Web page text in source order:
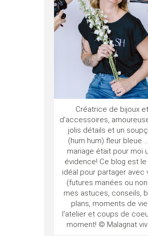
Créatrice de bijoux et
d'accessoires,
jolis détails et un
(hum hum) fleur
mariage était pour moi
évidence! Ce blog est le
idéal pour partager avec
(futures mariées ou non
mes astuces, conseils,
plans, moments de
l'atelier et coups de
moment! © Malagnat